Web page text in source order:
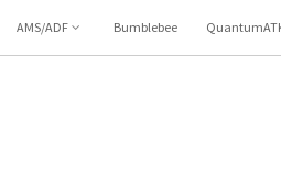
AMS/ADF Bumblebee